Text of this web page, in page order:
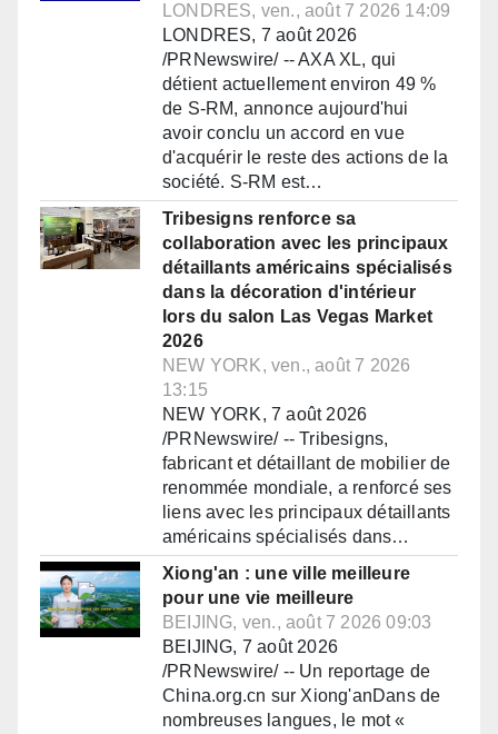
LONDRES, ven., août 7 2026 14:09
LONDRES, 7 août 2026
/PRNewswire/ -- AXA XL, qui
détient actuellement environ 49 %
de S-RM, annonce aujourd'hui
avoir conclu un accord en vue
d'acquérir le reste des actions de la
société. S-RM est…
Tribesigns renforce sa
collaboration avec les principaux
détaillants américains spécialisés
dans la décoration d'intérieur
lors du salon Las Vegas Market
2026
NEW YORK, ven., août 7 2026
13:15
NEW YORK, 7 août 2026
/PRNewswire/ -- Tribesigns,
fabricant et détaillant de mobilier de
renommée mondiale, a renforcé ses
liens avec les principaux détaillants
américains spécialisés dans…
Xiong'an : une ville meilleure
pour une vie meilleure
BEIJING, ven., août 7 2026 09:03
BEIJING, 7 août 2026
/PRNewswire/ -- Un reportage de
China.org.cn sur Xiong'anDans de
nombreuses langues, le mot «